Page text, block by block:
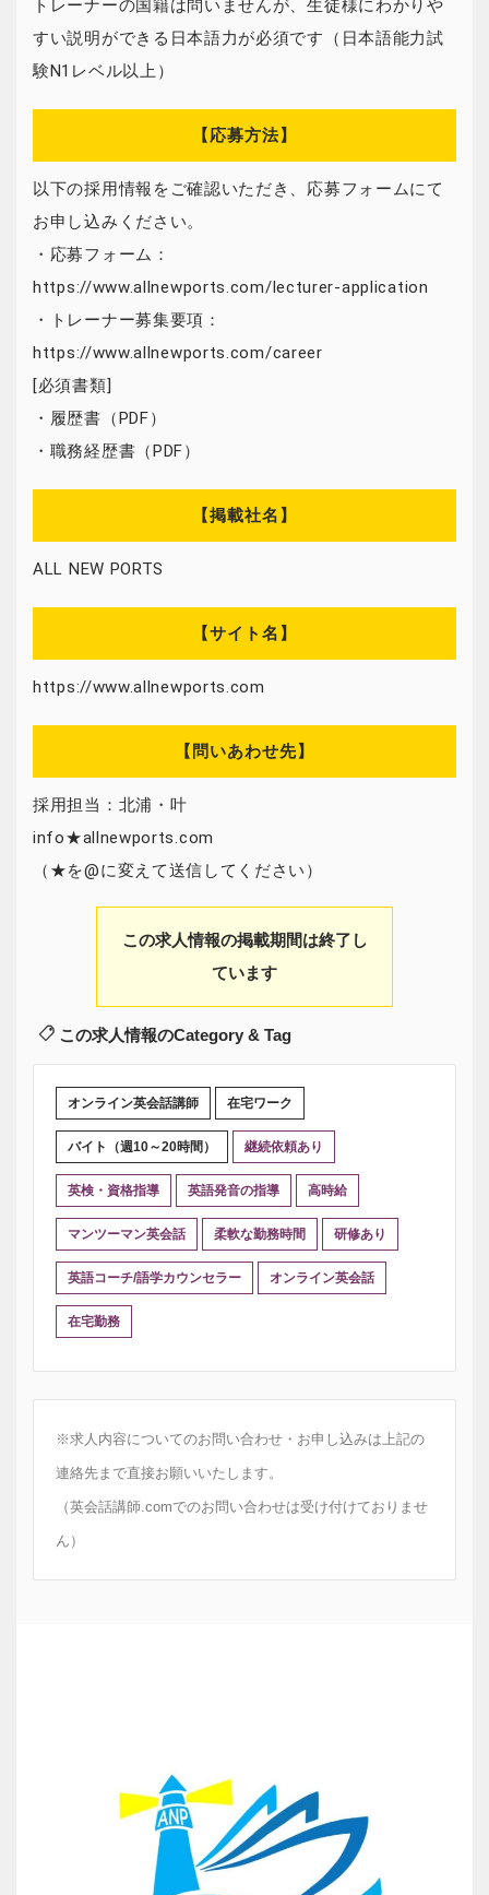
トレーナーの国籍は問いませんが、生徒様にわかりや
すい説明ができる日本語力が必須です（日本語能力試
験N1レベル以上）
【応募方法】
以下の採用情報をご確認いただき、応募フォームにて
お申し込みください。
・応募フォーム：
https://www.allnewports.com/lecturer-application
・トレーナー募集要項：
https://www.allnewports.com/career
[必須書類]
・履歴書（PDF）
・職務経歴書（PDF）
【掲載社名】
ALL NEW PORTS
【サイト名】
https://www.allnewports.com
【問いあわせ先】
採用担当：北浦・叶
info★allnewports.com
（★を@に変えて送信してください）
この求人情報の掲載期間は終了し
ています
この求人情報のCategory & Tag
オンライン英会話講師 在宅ワーク
バイト（週10～20時間） 継続依頼あり
英検・資格指導 英語発音の指導 高時給
マンツーマン英会話 柔軟な勤務時間 研修あり
英語コーチ/語学カウンセラー オンライン英会話
在宅勤務
※求人内容についてのお問い合わせ・お申し込みは上記の
連絡先まで直接お願いいたします。
（英会話講師.comでのお問い合わせは受け付けておりませ
ん）